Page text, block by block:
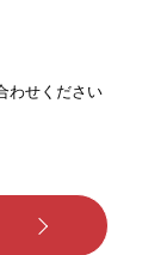
わせください